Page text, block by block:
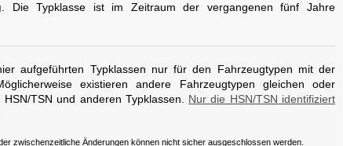
. Die Typklasse ist im Zeitraum der vergangenen fünf Jahre
aufgeführten Typklassen nur für den Fahrzeugtypen mit der
existieren andere Fahrzeugtypen gleichen oder
TSN und anderen Typklassen. Nur die HSN/TSN identifiziert
zwischenzeitliche Änderungen können nicht sicher ausgeschlossen werden.